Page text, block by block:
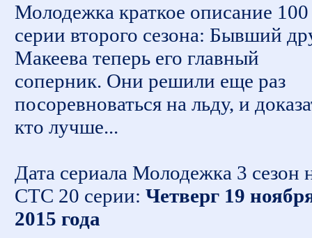
Молодежка краткое описание 100
серии второго сезона: Бывший
Макеева теперь его главный
соперник. Они решили еще раз
посоревноваться на льду, и
кто лучше...
Дата сериала Молодежка 3 сезон
СТС 20 серии: Четверг 19
2015 года